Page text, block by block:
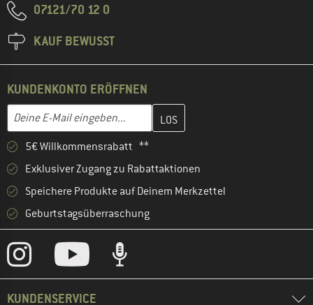
07121/70 12 0
KAUF BEWUSST
KUNDENKONTO ERÖFFNEN
E-Mail-Adresse
Gib hier deine E-Mail-Adresse ein und erstelle im nächsten
5€ Willkommensrabatt **
Exklusiver Zugang zu Rabattaktionen
Speichere Produkte auf Deinem Merkzettel
Geburtstagsüberraschung
KUNDENSERVICE